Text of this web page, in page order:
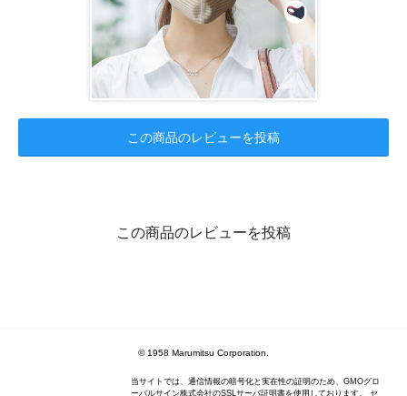
この商品のレビューを投稿
この商品のレビューを投稿
© 1958 Marumitsu Corporation.
当サイトでは、通信情報の暗号化と実在性の証明のため、GMOグロ
ーバルサイン株式会社のSSLサーバ証明書を使用しております。 セ